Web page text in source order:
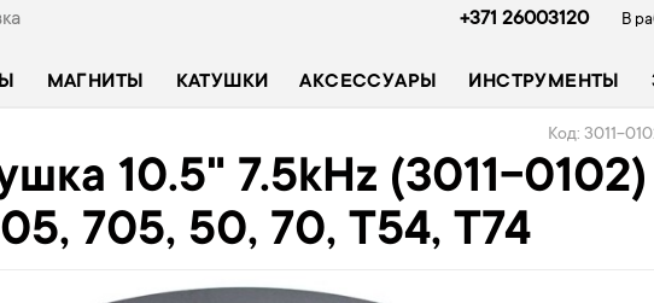
+371 26003120 В
МАГНИТЫ КАТУШКИ АКСЕССУАРЫ ИНСТРУМЕНТЫ
Код: 3011-
10.5" 7.5kHz (3011-0102)
705, 50, 70, T54, T74